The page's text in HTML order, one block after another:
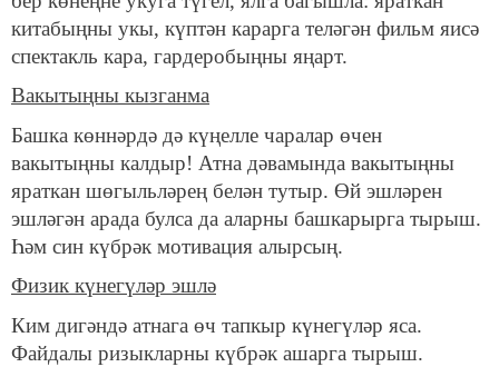
китабыңны укы, күптән карарга теләгән фильм яисә
спектакль кара, гардеробыңны яңарт.
Вакытыңны кызганма
Башка көннәрдә дә күңелле чаралар өчен
вакытыңны калдыр! Атна дәвамында вакытыңны
яраткан шөгыльләрең белән тутыр. Өй эшләрен
эшләгән арада булса да аларны башкарырга тырыш.
Һәм син күбрәк мотивация алырсың.
Физик күнегүләр эшлә
Ким дигәндә атнага өч тапкыр күнегүләр яса.
Файдалы ризыкларны күбрәк ашарга тырыш.